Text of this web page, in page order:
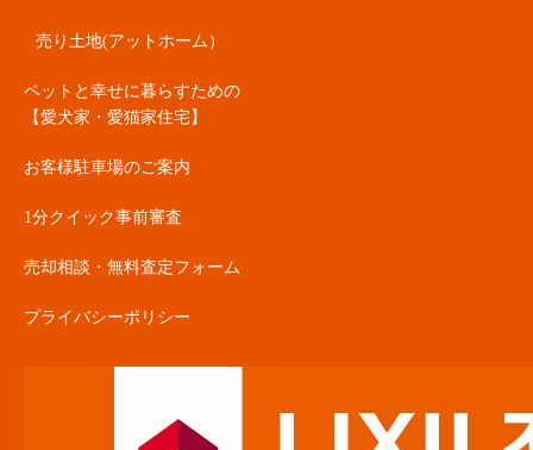
売り土地(アットホーム）
ペットと幸せに暮らすための
【愛犬家・愛猫家住宅】
お客様駐車場のご案内
1分クイック事前審査
売却相談・無料査定フォーム
プライバシーポリシー